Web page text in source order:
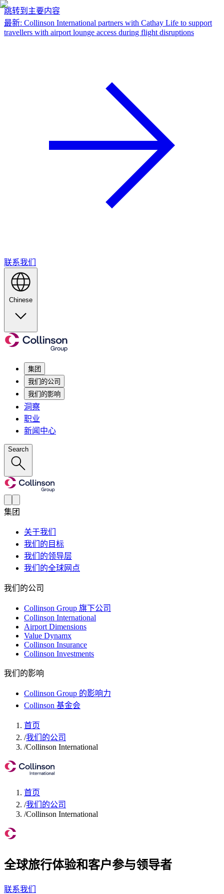
跳转到主要内容
最新: Collinson International partners with Cathay Life to support
travellers with airport lounge access during flight disruptions
联系我们
Chinese
集团
我们的公司
我们的影响
洞察
职业
新闻中心
Search
集团
关于我们
我们的目标
我们的领导层
我们的全球网点
我们的公司
Collinson Group 旗下公司
Collinson International
Airport Dimensions
Value Dynamx
Collinson Insurance
Collinson Investments
我们的影响
Collinson Group 的影响力
Collinson 基金会
首页
/我们的公司
/Collinson International
首页
/我们的公司
/Collinson International
全球旅行体验和客户参与领导者
联系我们